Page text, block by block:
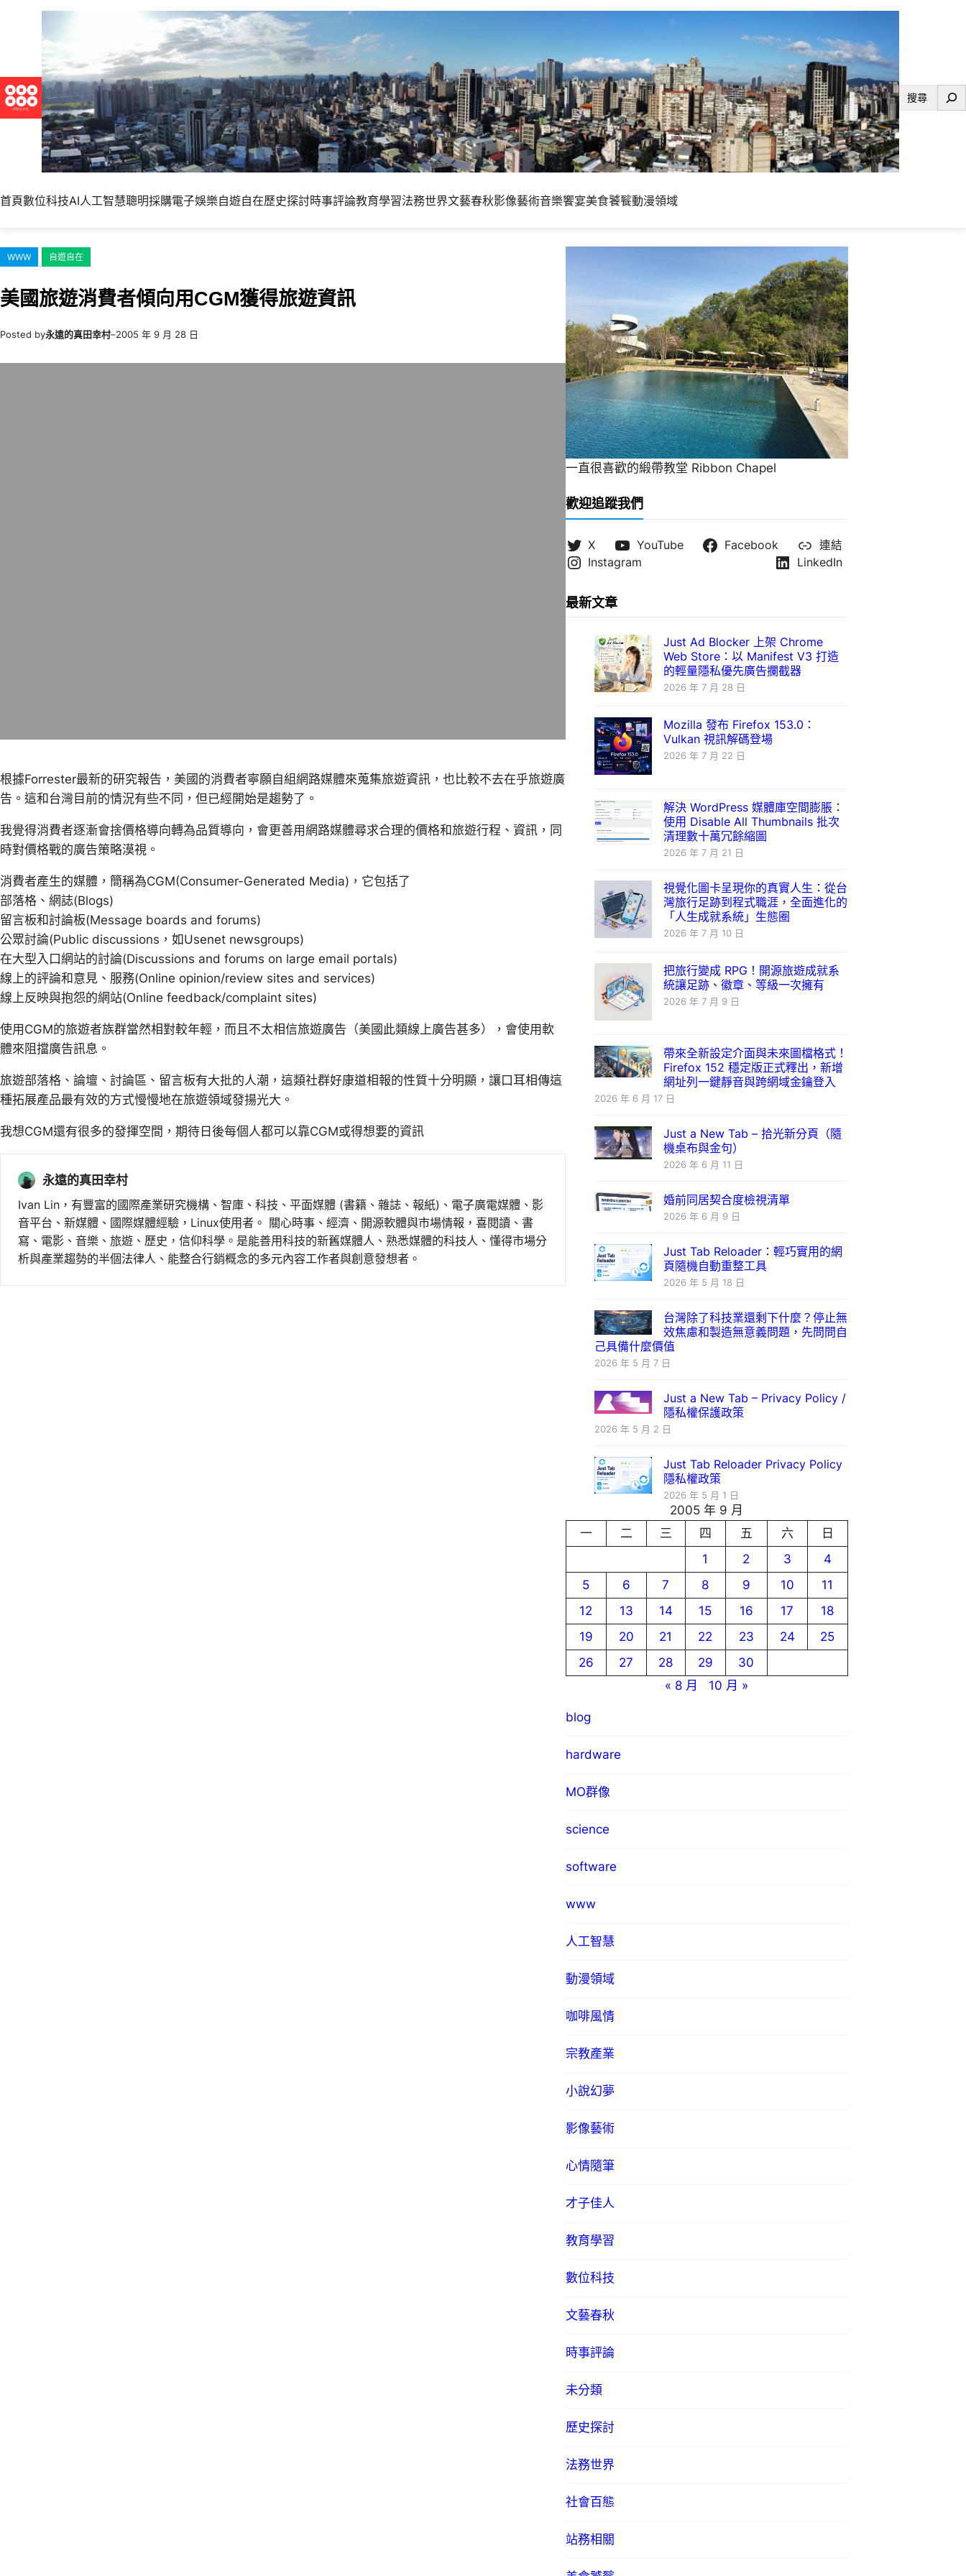
內
容
搜
首頁數位科技AI人工智慧聰明採購電子娛樂自遊自在歷史探討時事評論教育學習法務世界文藝春秋影像藝術音樂饗宴美食饕餮動漫領域
WWW 自遊自在
美國旅遊消費者傾向用CGM獲得旅遊資訊
Posted by永遠的真田幸村–2005 年 9 月 28 日
根據Forrester最新的研究報告，美國的消費者寧願自組網路媒體來蒐集旅遊資訊，也比較不去在乎旅遊廣
告。這和台灣目前的情況有些不同，但已經開始是趨勢了。
我覺得消費者逐漸會捨價格導向轉為品質導向，會更善用網路媒體尋求合理的價格和旅遊行程、資訊，同
時對價格戰的廣告策略漠視。
消費者產生的媒體，簡稱為CGM(Consumer-Generated Media)，它包括了
部落格、網誌(Blogs)
留言板和討論板(Message boards and forums)
公眾討論(Public discussions，如Usenet newsgroups)
在大型入口網站的討論(Discussions and forums on large email portals)
線上的評論和意見、服務(Online opinion/review sites and services)
線上反映與抱怨的網站(Online feedback/complaint sites)
使用CGM的旅遊者族群當然相對較年輕，而且不太相信旅遊廣告（美國此類線上廣告甚多），會使用軟
體來阻擋廣告訊息。
旅遊部落格、論壇、討論區、留言板有大批的人潮，這類社群好康道相報的性質十分明顯，讓口耳相傳這
種拓展產品最有效的方式慢慢地在旅遊領域發揚光大。
我想CGM還有很多的發揮空間，期待日後每個人都可以靠CGM或得想要的資訊
永遠的真田幸村
Ivan Lin，有豐富的國際產業研究機構、智庫、科技、平面媒體 (書籍、雜誌、報紙)、電子廣電媒體、影
音平台、新媒體、國際媒體經驗，Linux使用者。 關心時事、經濟、開源軟體與市場情報，喜閱讀、書
寫、電影、音樂、旅遊、歷史，信仰科學。是能善用科技的新舊媒體人、熟悉媒體的科技人、懂得市場分
析與產業趨勢的半個法律人、能整合行銷概念的多元內容工作者與創意發想者。
一直很喜歡的緞帶教堂 Ribbon Chapel
歡迎追蹤我們
X YouTube Facebook
連結
Instagram
LinkedIn
最新文章
Just Ad Blocker 上架 Chrome
Web Store：以 Manifest V3 打造
的輕量隱私優先廣告攔截器
2026 年 7 月 28 日
Mozilla 發布 Firefox 153.0：
Vulkan 視訊解碼登場
2026 年 7 月 22 日
解決 WordPress 媒體庫空間膨脹：
使用 Disable All Thumbnails 批次
清理數十萬冗餘縮圖
2026 年 7 月 21 日
視覺化圖卡呈現你的真實人生：從台
灣旅行足跡到程式職涯，全面進化的
「人生成就系統」生態圈
2026 年 7 月 10 日
把旅行變成 RPG！開源旅遊成就系
統讓足跡、徽章、等級一次擁有
2026 年 7 月 9 日
帶來全新設定介面與未來圖檔格式！
Firefox 152 穩定版正式釋出，新增
網址列一鍵靜音與跨網域金鑰登入
2026 年 6 月 17 日
Just a New Tab – 拾光新分頁（隨
機桌布與金句）
2026 年 6 月 11 日
婚前同居契合度檢視清單
2026 年 6 月 9 日
Just Tab Reloader：輕巧實用的網
頁隨機自動重整工具
2026 年 5 月 18 日
台灣除了科技業還剩下什麼？停止無
效焦慮和製造無意義問題，先問問自
己具備什麼價值
2026 年 5 月 7 日
Just a New Tab – Privacy Policy /
隱私權保護政策
2026 年 5 月 2 日
Just Tab Reloader Privacy Policy
隱私權政策
2026 年 5 月 1 日
2005 年 9 月
一
二 三 四 五 六
日
1
2 3
4
5
6 7 8 9 10
11
12
13 14 15 16 17
18
19
20 21 22 23 24
25
26
27 28 29
30
« 8 月
10 月 »
blog
hardware
MO群像
science
software
www
人工智慧
動漫領域
咖啡風情
宗教產業
小說幻夢
影像藝術
心情隨筆
才子佳人
教育學習
數位科技
文藝春秋
時事評論
未分類
歷史探討
法務世界
社會百態
站務相關